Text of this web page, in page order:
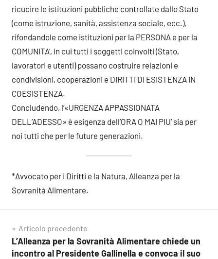
ricucire le istituzioni pubbliche controllate dallo Stato
(come istruzione, sanità, assistenza sociale, ecc.),
rifondandole come istituzioni per la PERSONA e per la
COMUNITA’, in cui tutti i soggetti coinvolti (Stato,
lavoratori e utenti) possano costruire relazioni e
condivisioni, cooperazioni e DIRITTI DI ESISTENZA IN
COESISTENZA.
Concludendo, l’«URGENZA APPASSIONATA
DELL’ADESSO» è esigenza dell’ORA O MAI PIU’ sia per
noi tutti che per le future generazioni.
*Avvocato per i Diritti e la Natura, Alleanza per la
Sovranità Alimentare.
Navigazione
articoli
Articolo precedente
L’Alleanza per la Sovranità Alimentare chiede un
incontro al Presidente Gallinella e convoca il suo